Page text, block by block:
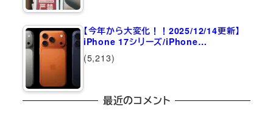
【今年から大変化！！2025/12/14更新】
iPhone 17シリーズ/iPhone…
(5,213)
最近のコメント